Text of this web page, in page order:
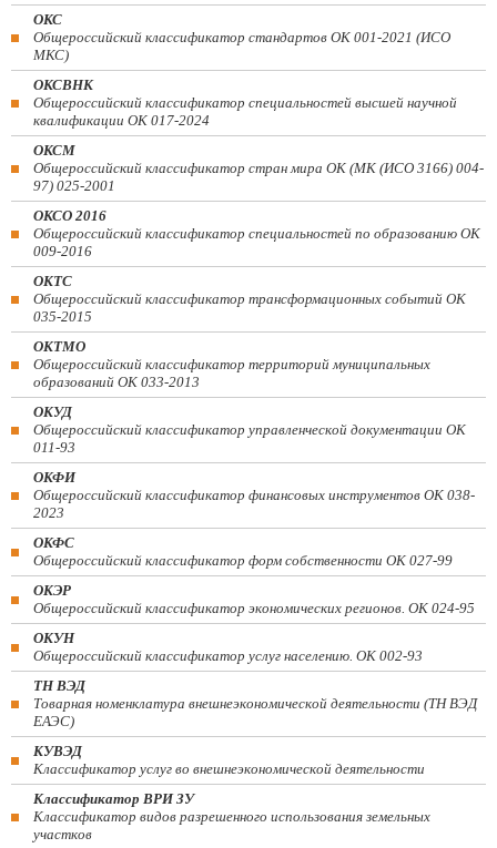
ОКС
Общероссийский классификатор стандартов ОК 001-2021 (ИСО
МКС)
ОКСВНК
Общероссийский классификатор специальностей высшей научной
квалификации ОК 017-2024
ОКСМ
Общероссийский классификатор стран мира ОК (МК (ИСО 3166) 004-
97) 025-2001
ОКСО 2016
Общероссийский классификатор специальностей по образованию ОК
009-2016
ОКТС
Общероссийский классификатор трансформационных событий ОК
035-2015
ОКТМО
Общероссийский классификатор территорий муниципальных
образований ОК 033-2013
ОКУД
Общероссийский классификатор управленческой документации ОК
011-93
ОКФИ
Общероссийский классификатор финансовых инструментов OK 038-
2023
ОКФС
Общероссийский классификатор форм собственности ОК 027-99
ОКЭР
Общероссийский классификатор экономических регионов. ОК 024-95
ОКУН
Общероссийский классификатор услуг населению. ОК 002-93
ТН ВЭД
Товарная номенклатура внешнеэкономической деятельности (ТН ВЭД
ЕАЭС)
КУВЭД
Классификатор услуг во внешнеэкономической деятельности
Классификатор ВРИ ЗУ
Классификатор видов разрешенного использования земельных
участков